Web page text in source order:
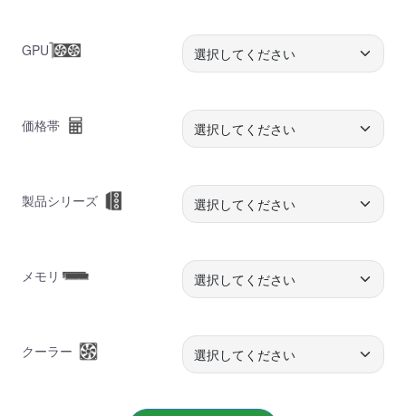
GPU
価格帯
製品シリーズ
メモリ
クーラー